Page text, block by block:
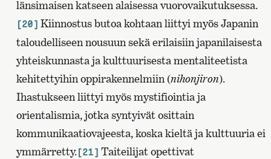
länsimaisen katseen alaisessa vuorovaikutuksessa.
[20] Kiinnostus butoa kohtaan liittyi myös Japanin
taloudelliseen nousuun sekä erilaisiin japanilaisesta
yhteiskunnasta ja kulttuurisesta mentaliteetista
kehitettyihin oppirakennelmiin (nihonjiron).
Ihastukseen liittyi myös mystifiointia ja
orientalismia, jotka syntyivät osittain
kommunikaatiovajeesta, koska kieltä ja kulttuuria ei
ymmärretty.[21] Taiteilijat opettivat